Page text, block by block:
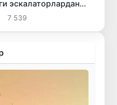
эскалаторлардан
фойдаланишга қайта
7 539